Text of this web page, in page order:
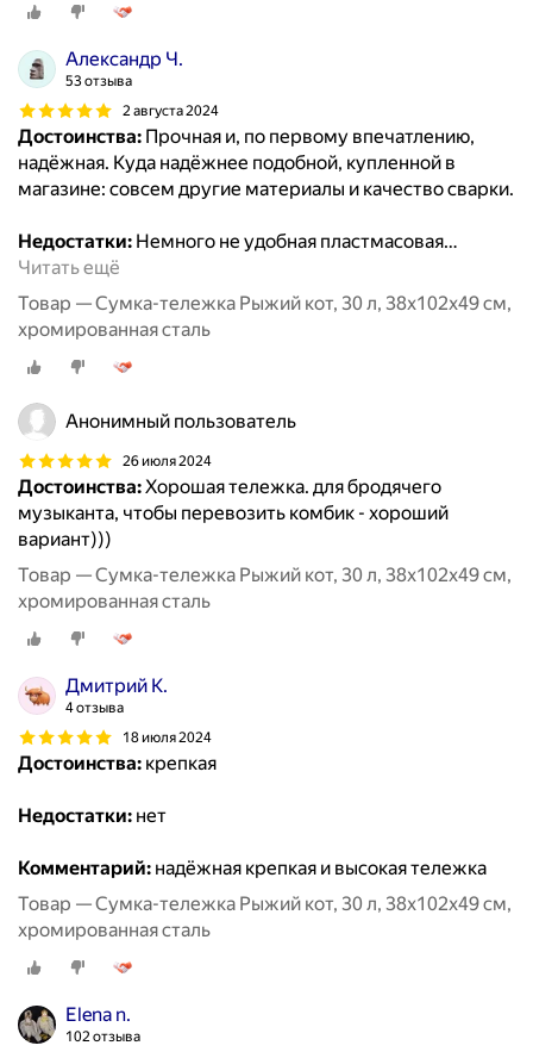
Александр Ч.
53 отзыва
2 августа 2024
Достоинства: Прочная и, по первому впечатлению,
надёжная. Куда надёжнее подобной, купленной в
магазине: совсем другие материалы и качество сварки.
Недостатки: Немного не удобная пластмасовая…
Читать ещё
Товар — Сумка-тележка Рыжий кот, 30 л, 38х102х49 см,
хромированная сталь
Анонимный пользователь
26 июля 2024
Достоинства:Хорошая тележка. для бродячего
музыканта, чтобы перевозить комбик - хороший
вариант)))
Товар — Сумка-тележка Рыжий кот, 30 л, 38х102х49 см,
хромированная сталь
Дмитрий К.
4 отзыва
18 июля 2024
Достоинства: крепкая
Недостатки: нет
Комментарий: надёжная крепкая и высокая тележка
Товар — Сумка-тележка Рыжий кот, 30 л, 38х102х49 см,
хромированная сталь
Elena n.
102 отзыва